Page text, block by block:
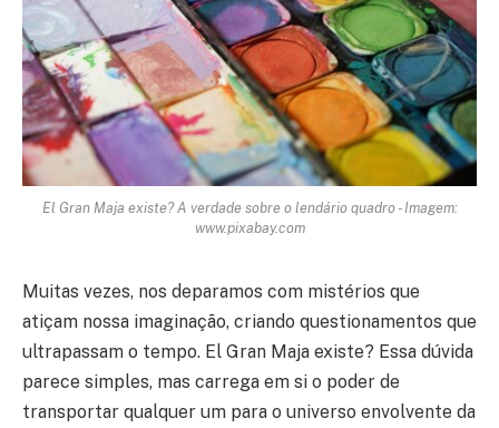
El Gran Maja existe? A verdade sobre o lendário quadro - Imagem:
www.pixabay.com
Muitas vezes, nos deparamos com mistérios que
atiçam nossa imaginação, criando questionamentos que
ultrapassam o tempo. El Gran Maja existe? Essa dúvida
parece simples, mas carrega em si o poder de
transportar qualquer um para o universo envolvente da